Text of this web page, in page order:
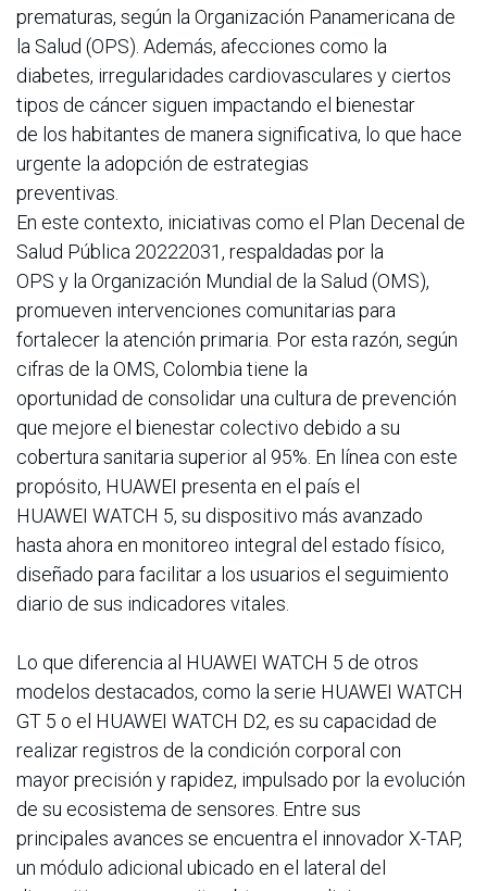
prematuras, según la Organización Panamericana de
la Salud (OPS). Además, afecciones como la
diabetes, irregularidades cardiovasculares y ciertos
tipos de cáncer siguen impactando el bienestar
de los habitantes de manera significativa, lo que hace
urgente la adopción de estrategias
preventivas.
En este contexto, iniciativas como el Plan Decenal de
Salud Pública 20222031, respaldadas por la
OPS y la Organización Mundial de la Salud (OMS),
promueven intervenciones comunitarias para
fortalecer la atención primaria. Por esta razón, según
cifras de la OMS, Colombia tiene la
oportunidad de consolidar una cultura de prevención
que mejore el bienestar colectivo debido a su
cobertura sanitaria superior al 95%. En línea con este
propósito, HUAWEI presenta en el país el
HUAWEI WATCH 5, su dispositivo más avanzado
hasta ahora en monitoreo integral del estado físico,
diseñado para facilitar a los usuarios el seguimiento
diario de sus indicadores vitales.
Lo que diferencia al HUAWEI WATCH 5 de otros
modelos destacados, como la serie HUAWEI WATCH
GT 5 o el HUAWEI WATCH D2, es su capacidad de
realizar registros de la condición corporal con
mayor precisión y rapidez, impulsado por la evolución
de su ecosistema de sensores. Entre sus
principales avances se encuentra el innovador X-TAP,
un módulo adicional ubicado en el lateral del